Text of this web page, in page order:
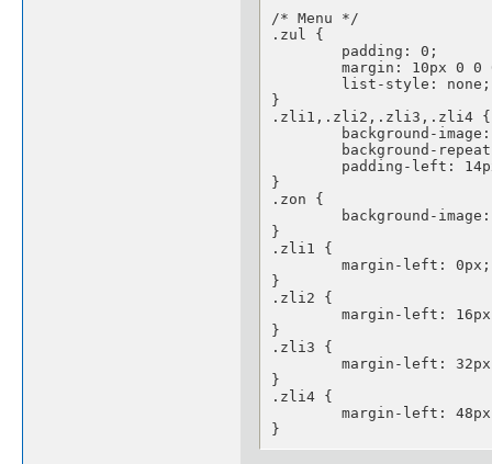
/* Menu */
.zul {
}
.zli1,.zli2,.zli3,.zli4 {
}
.zon {
}
.zli1 {
}
.zli2 {
}
.zli3 {
}
.zli4 {
}